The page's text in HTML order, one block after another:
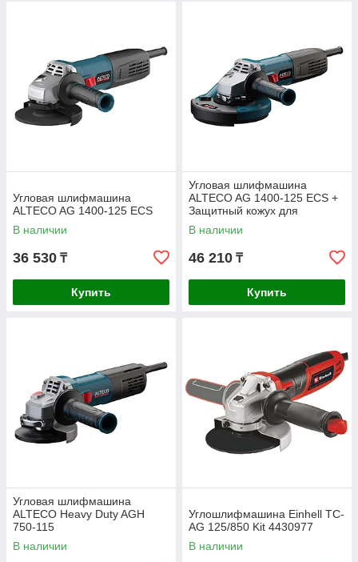
Угловая шлифмашина
ALTECO AG 1400-125 ECS
В наличии
36 530 ₸
Купить
Угловая шлифмашина
ALTECO AG 1400-125 ECS +
Защитный кожух для
пылеудаления ALTECO ADE
125
В наличии
46 210 ₸
Купить
Угловая шлифмашина
ALTECO Heavy Duty AGH
750-115
В наличии
Углошлифмашина Einhell TC-
AG 125/850 Kit 4430977
В наличии